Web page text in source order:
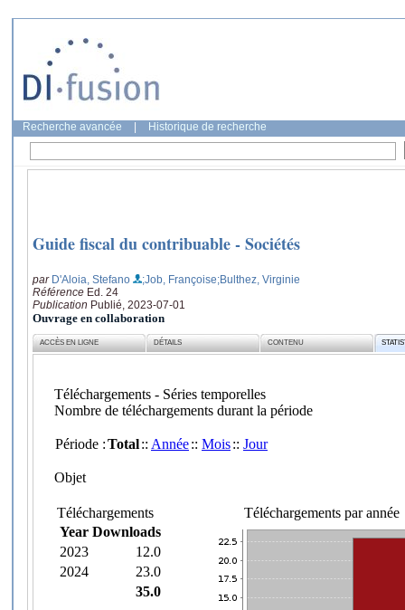
Recherche avancée Historique de recherche
Guide fiscal du contribuable - Sociétés
par D'Aloia, Stefano ;Job, Françoise;Bulthez, Virginie
Référence Ed. 24
Publication Publié, 2023-07-01
Ouvrage en collaboration
ACCÈS EN LIGNE DÉTAILS CONTENU